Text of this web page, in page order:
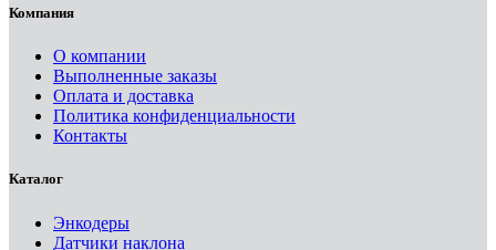
Компания
О компании
Выполненные заказы
Оплата и доставка
Политика конфиденциальности
Контакты
Каталог
Энкодеры
Датчики наклона